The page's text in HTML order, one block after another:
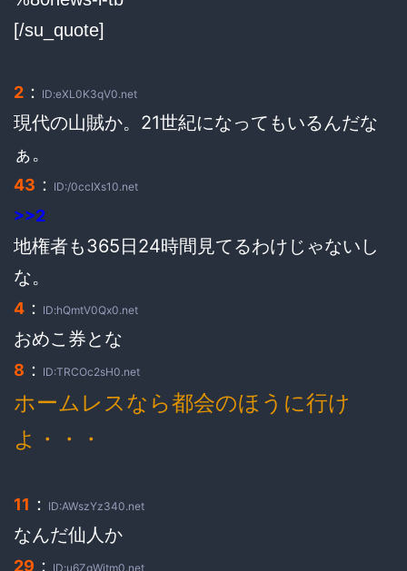
[/su_quote]
2 ： ID:eXL0K3qV0.net
現代の山賊か。21世紀になってもいるんだな
ぁ。
43 ： ID:/0ccIXs10.net
>>2
地権者も365日24時間見てるわけじゃないし
な。
4 ： ID:hQmtV0Qx0.net
おめこ券とな
8 ： ID:TRCOc2sH0.net
ホームレスなら都会のほうに行け
よ・・・
11 ： ID:AWszYz340.net
なんだ仙人か
29 ： ID:u6ZgWjtm0.net